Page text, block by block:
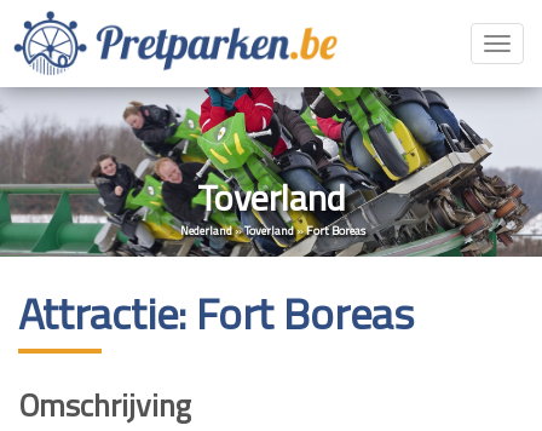
Toverland
Nederland»Toverland»Fort Boreas
Attractie: Fort Boreas
Omschrijving